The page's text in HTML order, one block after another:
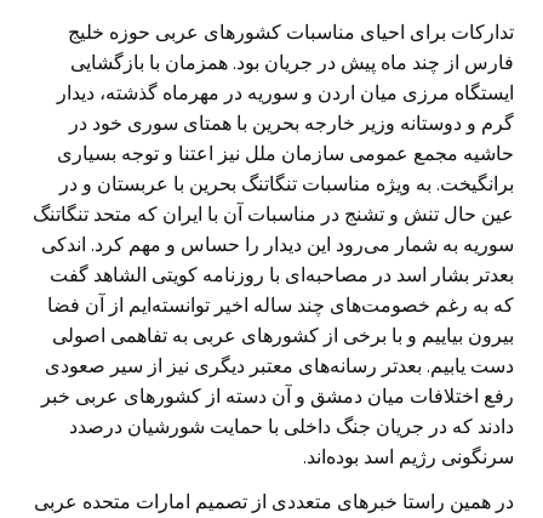
تدارکات برای احیای مناسبات کشورهای عربی حوزه خلیج
فارس از چند ماه پیش در جریان بود. همزمان با بازگشایی
ایستگاه مرزی میان اردن و سوریه در مهرماه گذشته، دیدار
گرم و دوستانه وزیر خارجه بحرین با همتای سوری خود در
حاشیه مجمع عمومی سازمان ملل نیز اعتنا و توجه بسیاری
برانگیخت. به ویژه مناسبات تنگاتنگ بحرین با عربستان و در
عین حال تنش و تشنج در مناسبات آن با ایران که متحد تنگاتنگ
سوریه به شمار می‌رود این دیدار را حساس و مهم کرد. اندکی
بعدتر بشار اسد در مصاحبه‌ای با روزنامه کویتی الشاهد گفت
که به رغم خصومت‌های چند ساله اخیر توانسته‌ایم از آن فضا
بیرون بیاییم و با برخی از کشورهای عربی به تفاهمی اصولی
دست یابیم. بعدتر رسانه‌های معتبر دیگری نیز از سیر صعودی
رفع اختلافات میان دمشق و آن دسته از کشورهای عربی خبر
دادند که در جریان جنگ داخلی با حمایت شورشیان درصدد
سرنگونی رژیم اسد بوده‌اند.
در همین راستا خبرهای متعددی از تصمیم امارات متحده عربی